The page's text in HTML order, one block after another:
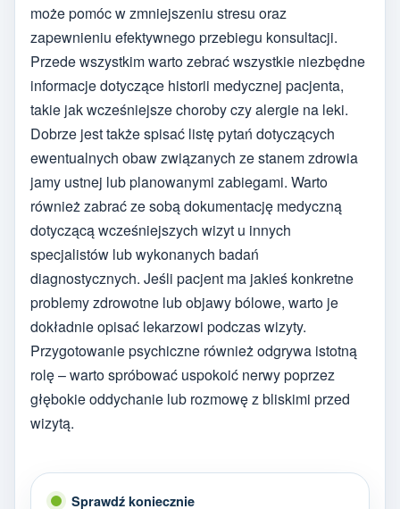
może pomóc w zmniejszeniu stresu oraz
zapewnieniu efektywnego przebiegu konsultacji.
Przede wszystkim warto zebrać wszystkie niezbędne
informacje dotyczące historii medycznej pacjenta,
takie jak wcześniejsze choroby czy alergie na leki.
Dobrze jest także spisać listę pytań dotyczących
ewentualnych obaw związanych ze stanem zdrowia
jamy ustnej lub planowanymi zabiegami. Warto
również zabrać ze sobą dokumentację medyczną
dotyczącą wcześniejszych wizyt u innych
specjalistów lub wykonanych badań
diagnostycznych. Jeśli pacjent ma jakieś konkretne
problemy zdrowotne lub objawy bólowe, warto je
dokładnie opisać lekarzowi podczas wizyty.
Przygotowanie psychiczne również odgrywa istotną
rolę – warto spróbować uspokoić nerwy poprzez
głębokie oddychanie lub rozmowę z bliskimi przed
wizytą.
Sprawdź koniecznie